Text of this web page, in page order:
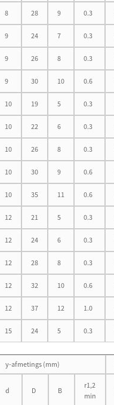
8 28 9 0.3
9 24 7 0.3
9 26 8 0.3
9 30 10 0.6
10 19 5 0.3
10 22 6 0.3
10 26 8 0.3
10 30 9 0.6
10 35 11 0.6
12 21 5 0.3
12 24 6 0.3
12 28 8 0.3
12 32 10 0.6
12 37 12 1.0
15 24 5 0.3
y-afmetings (mm)
d D B
r1,2
min